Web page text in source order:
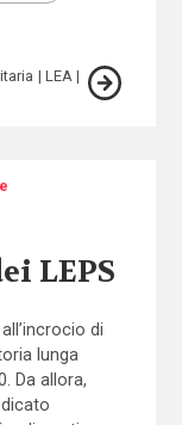
LEA
LEPS
di
lunga
Da allora,